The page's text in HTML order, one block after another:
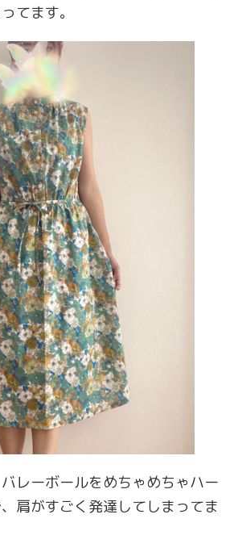
てます。
レーボールをめちゃめちゃハー
肩がすごく発達してしまってま